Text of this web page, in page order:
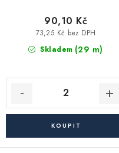
Skladem (29 m)
73,25 Kč bez DPH
90,10 Kč